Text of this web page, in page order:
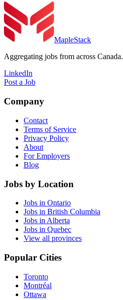
MapleStack
Aggregating jobs from across Canada.
LinkedIn
Post a Job
Company
Contact
Terms of Service
Privacy Policy
About
For Employers
Blog
Jobs by Location
Jobs in Ontario
Jobs in British Columbia
Jobs in Alberta
Jobs in Quebec
View all provinces
Popular Cities
Toronto
Montréal
Ottawa